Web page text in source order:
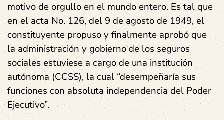
motivo de orgullo en el mundo entero. Es tal que
en el acta No. 126, del 9 de agosto de 1949, el
constituyente propuso y finalmente aprobó que
la administración y gobierno de los seguros
sociales estuviese a cargo de una institución
autónoma (CCSS), la cual “desempeñaría sus
funciones con absoluta independencia del Poder
Ejecutivo”.